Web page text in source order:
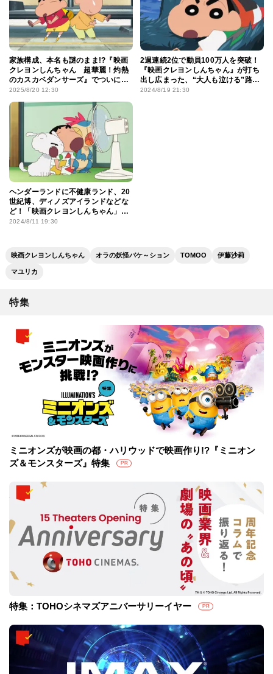
家族構成、本名も謎のまま!?『映画
クレヨンしんちゃん 超華麗！灼熱
のカスカベダンサーズ』でついにス
ポットが当たったボーちゃんの魅力
2025/8/20 12:30
2週連続2位で動員100万人を突破！
『映画クレヨンしんちゃん』が打ち
出し広まった、“大人も泣ける”路線
を振り返る
2024/8/19 21:30
ヘンダーランドに不健康ランド、20
世紀博、ディノズアイランドなどな
ど！「映画クレヨンしんちゃん」に
登場した個性豊かなテーマパークた
2024/8/11 19:30
映画クレヨンしんちゃん オラの妖怪バケ～ション TOMOO 伊藤沙莉
マユリカ
特集
ミニオンズが映画の都・ハリウッドで映画作り!?『ミニオン
ズ＆モンスターズ』特集
PR
特集：TOHOシネマズアニバーサリーイヤー PR